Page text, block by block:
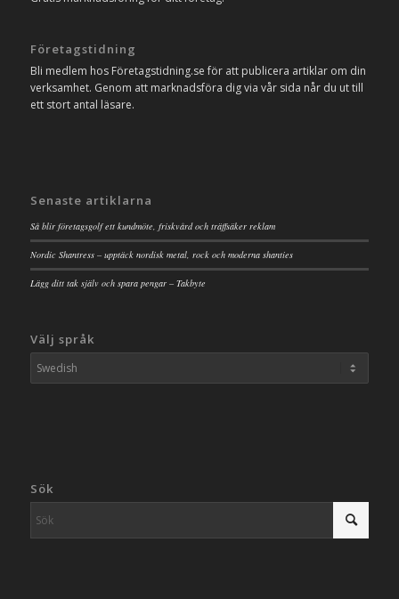
Företagstidning
Bli medlem hos Företagstidning.se för att publicera artiklar om din
verksamhet. Genom att marknadsföra dig via vår sida når du ut till
ett stort antal läsare.
Senaste artiklarna
Så blir företagsgolf ett kundmöte, friskvård och träffsäker reklam
Nordic Shantress – upptäck nordisk metal, rock och moderna shanties
Lägg ditt tak själv och spara pengar – Takbyte
Välj språk
Sök